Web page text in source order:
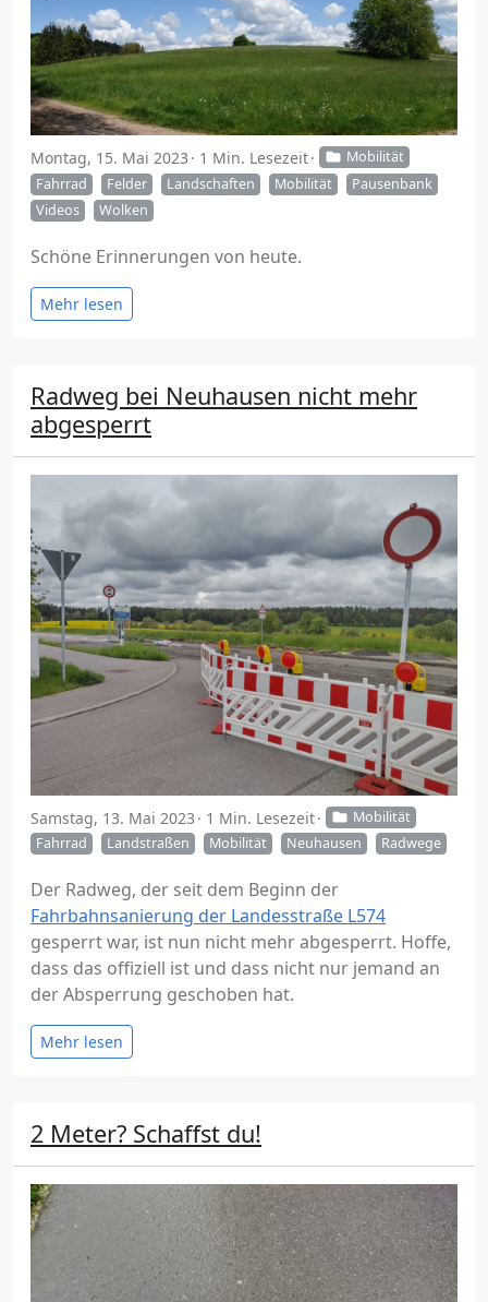
Montag, 15. Mai 2023 1 Min. Lesezeit
Mobilität
Fahrrad
Felder Landschaften Mobilität
Pausenbank
Videos
Wolken
Schöne Erinnerungen von heute.
Mehr lesen
Radweg bei Neuhausen nicht mehr
abgesperrt
Samstag, 13. Mai 2023 1 Min. Lesezeit
Mobilität
Fahrrad
Landstraßen Mobilität Neuhausen Radwege
Der Radweg, der seit dem Beginn der
Fahrbahnsanierung der Landesstraße L574
gesperrt war, ist nun nicht mehr abgesperrt. Hoffe,
dass das offiziell ist und dass nicht nur jemand an
der Absperrung geschoben hat.
Mehr lesen
2 Meter? Schaffst du!